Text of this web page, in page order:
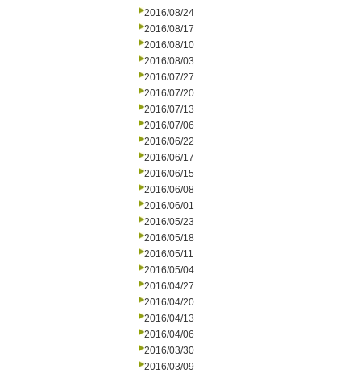
2016/08/24
2016/08/17
2016/08/10
2016/08/03
2016/07/27
2016/07/20
2016/07/13
2016/07/06
2016/06/22
2016/06/17
2016/06/15
2016/06/08
2016/06/01
2016/05/23
2016/05/18
2016/05/11
2016/05/04
2016/04/27
2016/04/20
2016/04/13
2016/04/06
2016/03/30
2016/03/09